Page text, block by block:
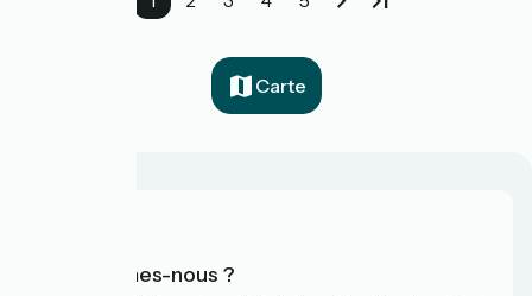
Carte
Qui sommes-nous ?